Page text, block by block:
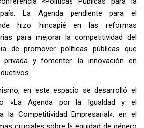
La Agenda pendiente para el
hizo hincapié en las reformas
para mejorar la competitividad del
de promover políticas públicas que
privada y fomenten la innovación en
en este espacio se desarrolló el
«La Agenda por la Igualdad y el
la Competitividad Empresarial», en el
cruciales sobre la equidad de género